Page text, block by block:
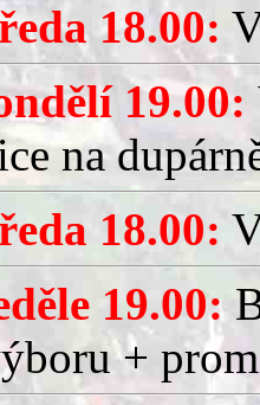
18.00:
19.00:
na
18.00:
19.00:
+